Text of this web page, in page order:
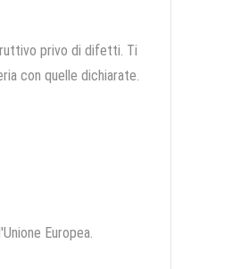
privo di difetti. Ti
con quelle dichiarate.
Europea.